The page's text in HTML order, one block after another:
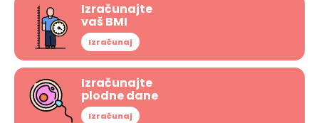
Izračunajte
vaš BMI
Izračunaj
Izračunajte
plodne dane
Izračunaj